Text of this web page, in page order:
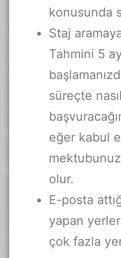
konusunda
Staj
Tahmini 5
süreçte
eğer kabul
olur.
E-posta
yapan
çok fazla